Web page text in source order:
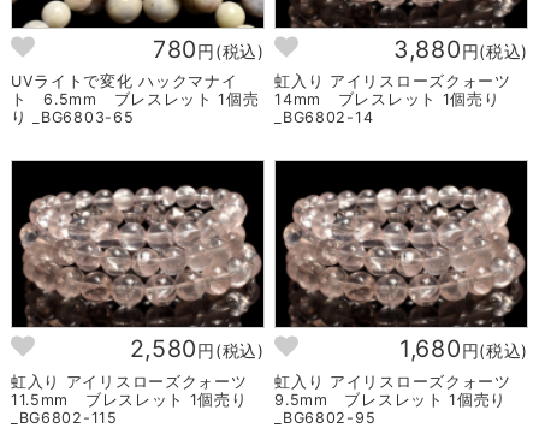
780円(税込)
UVライトで変化 ハックマナイ
ト 6.5mm ブレスレット 1個売
り _BG6803-65
3,880円(税込)
虹入り アイリスローズクォーツ
14mm ブレスレット 1個売り
_BG6802-14
2,580円(税込)
虹入り アイリスローズクォーツ
11.5mm ブレスレット 1個売り
_BG6802-115
1,680円(税込)
虹入り アイリスローズクォーツ
9.5mm ブレスレット 1個売り
_BG6802-95